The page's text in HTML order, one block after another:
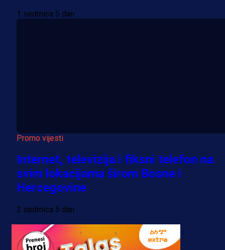
1 sedmica 5 dan
Promo vijesti
Internet, televizija i fiksni telefon na
svim lokacijama širom Bosne i
Hercegovine
2 sedmica 5 dan